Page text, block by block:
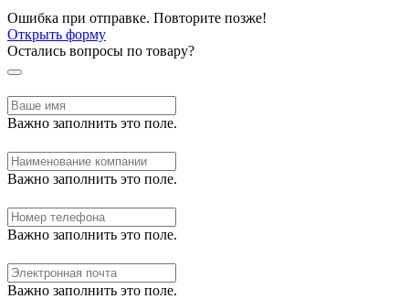
Ошибка при отправке. Повторите позже!
Открыть форму
Остались вопросы по товару?
Важно заполнить это поле.
Важно заполнить это поле.
Важно заполнить это поле.
Важно заполнить это поле.